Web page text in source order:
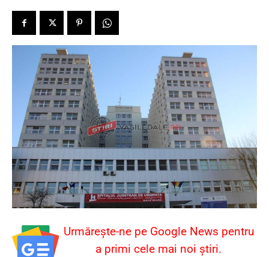
Urmărește-ne pe Google News pentru
a primi cele mai noi știri.